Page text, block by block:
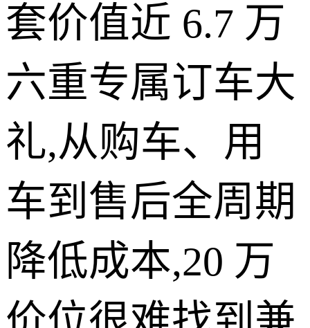
套价值近 6.7 万
六重专属订车大
礼,从购车、用
车到售后全周期
降低成本,20 万